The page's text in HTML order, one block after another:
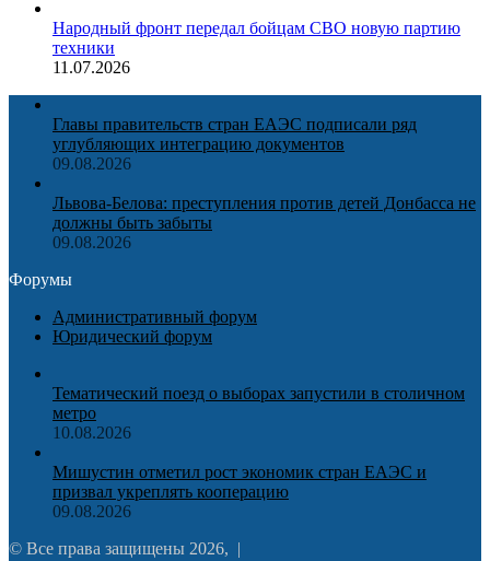
Народный фронт передал бойцам СВО новую партию
техники
11.07.2026
Главы правительств стран ЕАЭС подписали ряд
углубляющих интеграцию документов
09.08.2026
Львова-Белова: преступления против детей Донбасса не
должны быть забыты
09.08.2026
Форумы
Административный форум
Юридический форум
Тематический поезд о выборах запустили в столичном
метро
10.08.2026
Мишустин отметил рост экономик стран ЕАЭС и
призвал укреплять кооперацию
09.08.2026
© Все права защищены 2026, |